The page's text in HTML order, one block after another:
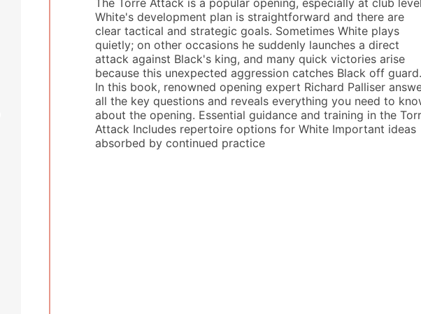
White's development plan is straightforward and there are
clear tactical and strategic goals. Sometimes White plays
quietly; on other occasions he suddenly launches a direct
attack against Black's king, and many quick victories arise
because this unexpected aggression catches Black off guard.
In this book, renowned opening expert Richard Palliser
all the key questions and reveals everything you need to
about the opening. Essential guidance and training in the
Attack Includes repertoire options for White Important ideas
absorbed by continued practice